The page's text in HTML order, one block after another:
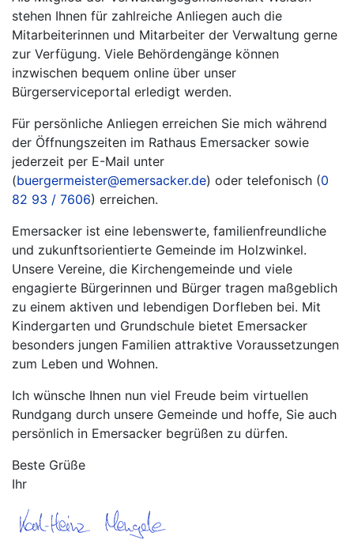
stehen Ihnen für zahlreiche Anliegen auch die
Mitarbeiterinnen und Mitarbeiter der Verwaltung gerne
zur Verfügung. Viele Behördengänge können
inzwischen bequem online über unser
Bürgerserviceportal erledigt werden.
Für persönliche Anliegen erreichen Sie mich während
der Öffnungszeiten im Rathaus Emersacker sowie
jederzeit per E-Mail unter
(buergermeister@emersacker.de) oder telefonisch (0
82 93 / 7606) erreichen.
Emersacker ist eine lebenswerte, familienfreundliche
und zukunftsorientierte Gemeinde im Holzwinkel.
Unsere Vereine, die Kirchengemeinde und viele
engagierte Bürgerinnen und Bürger tragen maßgeblich
zu einem aktiven und lebendigen Dorfleben bei. Mit
Kindergarten und Grundschule bietet Emersacker
besonders jungen Familien attraktive Voraussetzungen
zum Leben und Wohnen.
Ich wünsche Ihnen nun viel Freude beim virtuellen
Rundgang durch unsere Gemeinde und hoffe, Sie auch
persönlich in Emersacker begrüßen zu dürfen.
Beste Grüße
Ihr